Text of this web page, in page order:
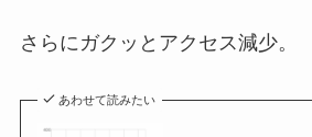
さらにガクッとアクセス減少。
あわせて読みたい